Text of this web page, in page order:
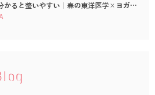
かると整いやすい｜春の東洋医学×ヨガ…